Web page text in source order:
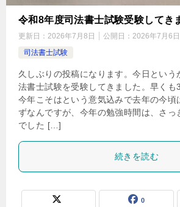
令和8年度司法書士試験受験してき
更新日： 2026年7月8日 公開日： 2026年7月6日
司法書士試験
久しぶりの投稿になります。今日という
法書士試験を受験してきました。早くも
今年こそはという意気込みで去年の今頃
ずなんですが、今年の勉強時間は、さっ
でした […]
続きを読む
0